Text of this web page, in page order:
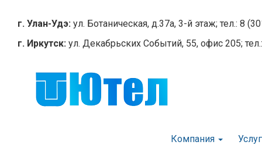
содержанию
г. Улан-Удэ: ул. Ботаническая, д.37а, 3-й этаж; тел.: 8
г. Иркутск: ул. Декабрьских Событий, 55, офис 205;
Компания